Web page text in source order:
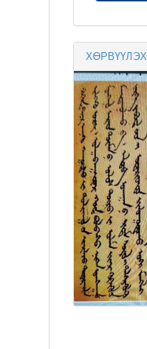
ХӨРВҮҮЛЭХ